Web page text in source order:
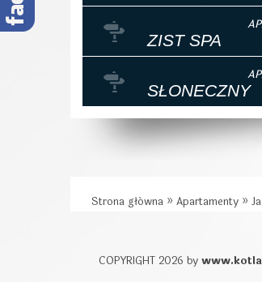
ZIST SPA
SŁONECZNY
Strona główna » Apartamenty »
COPYRIGHT 2026 by